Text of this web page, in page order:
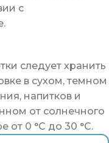
с
следует хранить
в сухом, темном
напитков и
от солнечного
от 0 °C до 30 °C.